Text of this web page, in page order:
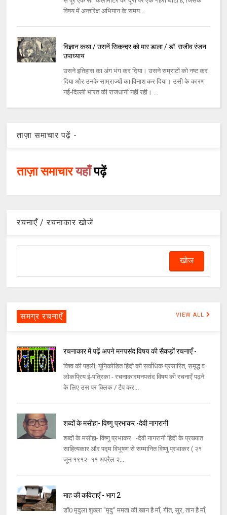
विषय में अन्तरिक्ष अभियान के समय...
विज्ञान कथा / उसनें सिकन्दर को मार डाला / डॉ. राजीव रंजन
उपाध्याय
उसने इतिहास का अंग भंग कर दिया। उसने सम्राटों को नष्ट कर
दिया और उनके साम्राज्यों का विनाश कर दिया। उसी के कारण
नई-दिल्ली भारत की राजधानी नहीं रही। ...
ताज़ा समाचार पढ़ें -
ताज़ा समाचारयहाँपढ़ें
रचनाएँ / रचनाकार खोजें
समग्र रचनाएँ VIEW ALL
रचनाकार में पढ़ें अपने मनपसंद विषय की सैकड़ों रचनाएँ -
विश्व की पहली, यूनिकोडित हिंदी की सर्वाधिक प्रसारित, समृद्ध व
लोकप्रिय ई-पत्रिका - रचनाकारमनपसंद विषय की रचनाएँ पढ़ने
के लिए उस पर क्लिक / टैप कर...
शब्दों के मसीहा- विष्णु प्रभाकर -देवी नागरानी
शब्दों के मसीहा- विष्णु प्रभाकर -देवी नागरानी हिंदी के प्रख्यात
साहित्यकार और पद्म विभूषण से सम्मानित विष्णु प्रभाकर ( २१
जून १९१२- ११ अप्रैल २...
माह की कविताएँ - भाग 2
डॉ0 मृदुला शुक्ला "मृदु" ममता की खान है माँ, गीत, सुर, तान है माँ,